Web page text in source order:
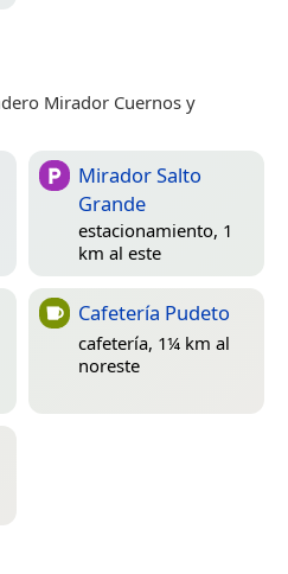
Mirador Cuernos y
Mirador Salto
Grande
estacionamiento, 1
km al este
Cafetería Pudeto
cafetería, 1¼ km al
noreste